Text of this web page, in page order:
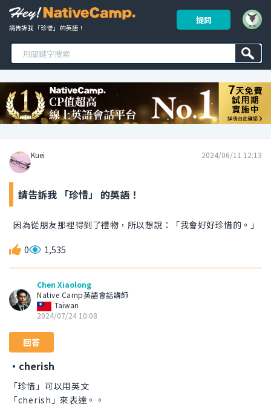
請告訴我 「珍惜」 的英語！
提問
Kuei 2024/06/11 12:13
請告訴我 「珍惜」 的英語！
因為從朋友那裡得到了禮物，所以想說：「我會好好珍惜的。」
0 1,535
Chen Xiaolong
Native Camp英語會話講師
Taiwan
2024/07/24 10:08
回答
・cherish
「珍惜」可以用英文
「cherish」來表達。。